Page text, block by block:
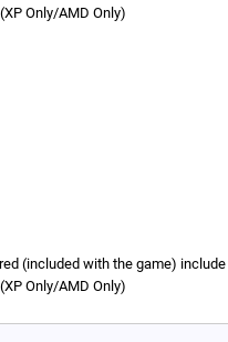
Only/AMD Only)
(included with the game)
Only/AMD Only)